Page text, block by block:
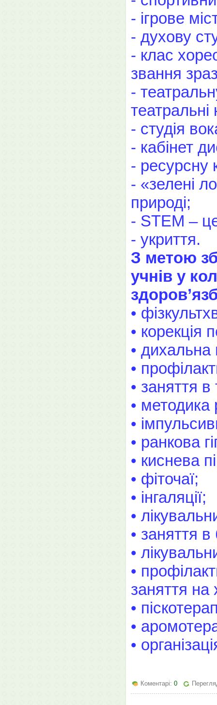
- ігрове
- духову
- клас
звання
-
театральні
- студія
- кабінет
- ресурсну
- «зелені
природі;
- STEM –
- укриття.
З метою
учнів у
•
• корекція
• дихальна
•
• заняття
• методика
•
• ранкова
• киснева
• фіточаї;
• інгаляції;
•
• заняття в
•
•
заняття на
•
•
•
Коментарі: 0